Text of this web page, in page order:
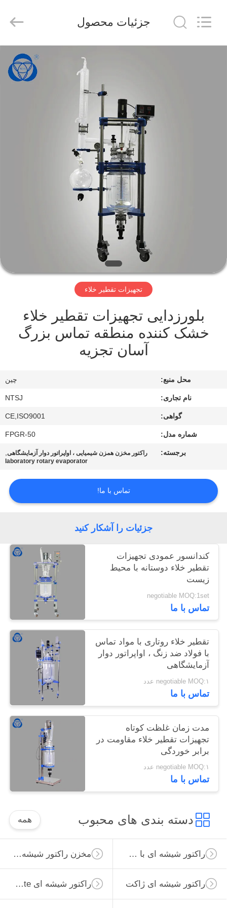
با
بگیرید
PRIVACY
POLICY
Chemglass
Co.,Ltd.
Reserved.
جزئیات محصول
تجهیزات تقطیر خلاء
بلورزدایی تجهیزات تقطیر خلاء
خشک کننده منطقه تماس بزرگ
آسان تجزیه
محل منبع: چين
نام تجاری: NTSJ
گواهی: CE,ISO9001
شماره مدل: FPGR-50
برجسته: راکتور مخزن همزن شیمیایی ، اواپراتور دوار آزمایشگاهی,
laboratory rotary evaporator
تماس با ما!
جزئیات را آشکار کنید
کندانسور عمودی تجهیزات
تقطیر خلاء دوستانه با محیط
زیست
negotiable MOQ:1set
تماس با ما
تقطیر خلاء روتاری با مواد تماس
با فولاد ضد زنگ ، اواپراتور دوار
آزمایشگاهی
negotiable MOQ:۱ عدد
تماس با ما
مدت زمان غلظت کوتاه
تجهیزات تقطیر خلاء مقاومت در
برابر خوردگی
negotiable MOQ:۱ عدد
تماس با ما
دسته بندی های محبوب همه
مخزن راکتور شیشه ای راکتور شیشه ای با فشار بالا
راکتور شیشه ای Borosilicate راکتور شیشه ای ژاکت